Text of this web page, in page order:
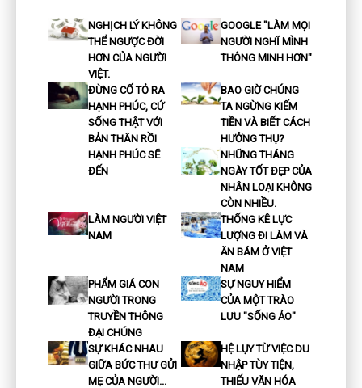
NGHỊCH LÝ KHÔNG
THỂ NGƯỢC ĐỜI
HƠN CỦA NGƯỜI
VIỆT.
GOOGLE "LÀM MỌI
NGƯỜI NGHĨ MÌNH
THÔNG MINH HƠN"
ĐỪNG CỐ TỎ RA
HẠNH PHÚC, CỨ
SỐNG THẬT VỚI
BẢN THÂN RỒI
HẠNH PHÚC SẼ
ĐẾN
BAO GIỜ CHÚNG
TA NGỪNG KIẾM
TIỀN VÀ BIẾT CÁCH
HƯỞNG THỤ?
NHỮNG THÁNG
NGÀY TỐT ĐẸP CỦA
NHÂN LOẠI KHÔNG
CÒN NHIỀU.
LÀM NGƯỜI VIỆT
NAM
THỐNG KÊ LỰC
LƯỢNG ĐI LÀM VÀ
ĂN BÁM Ở VIỆT
NAM
PHẨM GIÁ CON
NGƯỜI TRONG
TRUYỀN THÔNG
ĐẠI CHÚNG
SỰ NGUY HIỂM
CỦA MỘT TRÀO
LƯU "SỐNG ẢO"
SỰ KHÁC NHAU
GIỮA BỨC THƯ GỬI
MẸ CỦA NGƯỜI...
HỆ LỤY TỪ VIỆC DU
NHẬP TÙY TIỆN,
THIẾU VĂN HÓA